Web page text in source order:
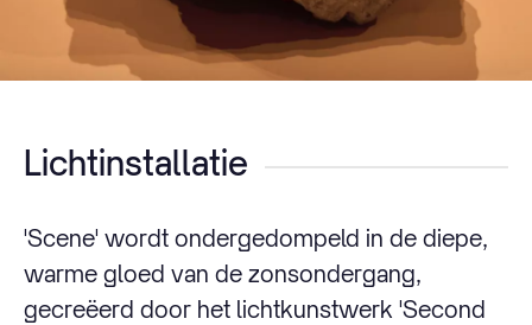
Lichtinstallatie
'Scene' wordt ondergedompeld in de diepe,
warme gloed van de zonsondergang,
gecreëerd door het lichtkunstwerk 'Second